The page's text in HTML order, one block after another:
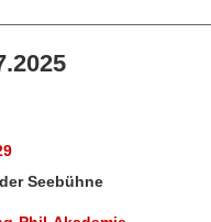
Seebühne